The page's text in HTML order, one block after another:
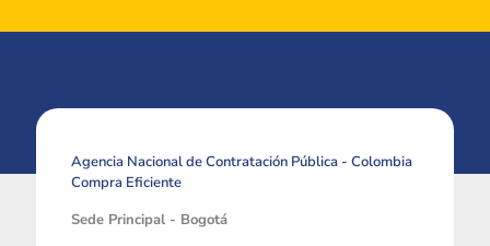
Agencia Nacional de Contratación Pública - Colombia
Compra Eficiente
Sede Principal - Bogotá